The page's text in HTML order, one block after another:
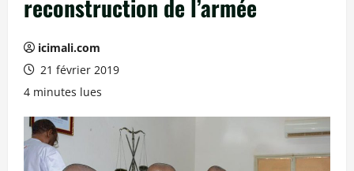
reconstruction de l’armée
icimali.com
21 février 2019
4 minutes lues